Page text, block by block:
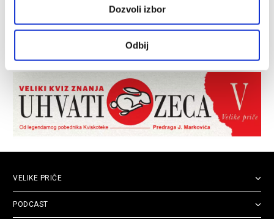
Dozvoli izbor
Odbij
VELIKE PRIČE
PODCAST